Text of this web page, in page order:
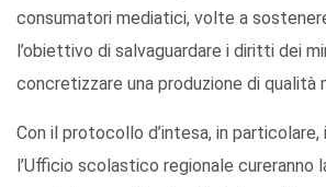
consumatori mediatici, volte a
l’obiettivo di salvaguardare i diritti dei
concretizzare una produzione di qualità
Con il protocollo d’intesa, in particolare,
l’Ufficio scolastico regionale cureranno